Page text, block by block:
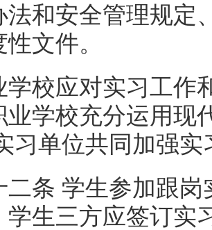
法和安全管理规定
性文件。
应对实习工作
业学校充分运用现
习单位共同加强
学生参加跟岗
学生三方应签订实